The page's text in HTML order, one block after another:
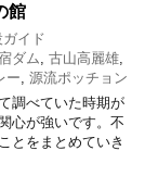
館
イド
ダム 古山高麗雄
ー
源流ポッチョン
調べていた時期が
心が強いです。不
とをまとめていき